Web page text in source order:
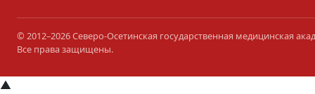
© 2012–2026 Северо-Осетинская государственная медицинская
Все права защищены.
▲